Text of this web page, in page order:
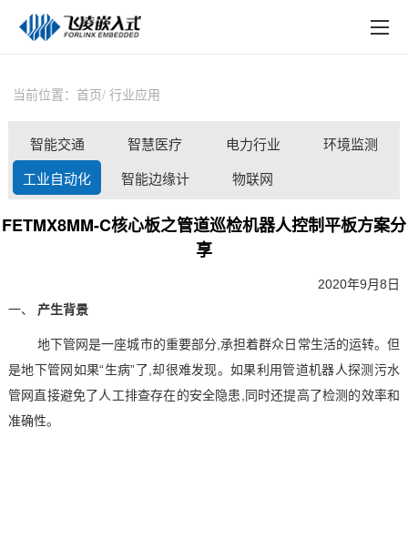
技术与支持
在线文档
天猫商城
淘宝商城
新闻中心
在线购买
当前位置： 首页 行业应用
智能交通 智慧医疗 电力行业 环境监测
工业自动化 智能边缘计
算
物联网
FETMX8MM-C核心板之管道巡检机器人控制平板方案分
享
2020年9月8日
一、
产生背景
地下管网是一座城市的重要部分 ,承担着群众日常生活的运转。但
是地下管网如果“生病”了,却很难发现。如果利用管道机器人探测污水
管网直接避免了人工排查存在的安全隐患 ,同时还提高了检测的效率和
准确性。